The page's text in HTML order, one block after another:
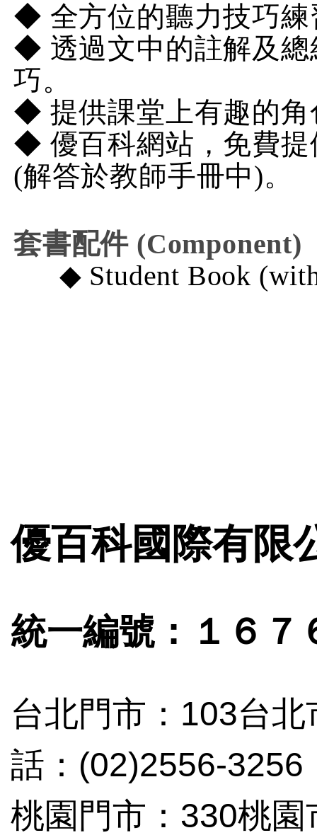
◆ 全方位的聽力技巧
◆ 透過文中的註解及
巧。
◆ 提供課堂上有趣的
◆ 優百科網站，免費
(解答於教師手冊中)。
套書配件 (Component)
◆ Student Book
優百科國際有限
統一編號：１６７
台北門市：103台
話：(02)2556-3256
桃園門市：330桃